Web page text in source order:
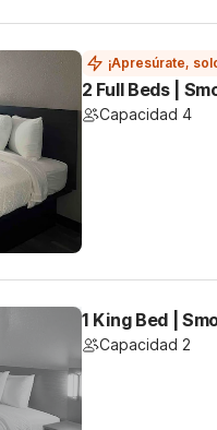
¡Apresúrate,
2 Full Beds |
Capacidad 4
1 King Bed |
Capacidad 2